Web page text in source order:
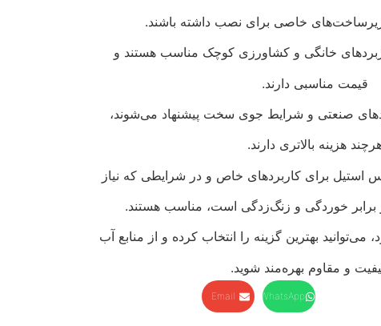
خاصی برای نصب داشته باشند.
خانگی و کشاورزی کوچک مناسب هستند و
قیمت مناسبی دارند.
صنعتی و شرایط جوی سخت پیشنهاد می‌شوند،
هزینه بالاتری دارند.
استیل برای کاربردهای خاص و در شرایطی که نیاز
برابر خوردگی و زنگ‌زدگی است، مناسب هستند.
می‌توانید بهترین گزینه را انتخاب کرده و از منابع آب
و مقاوم بهره‌مند شوید.
WhatsApp
Email